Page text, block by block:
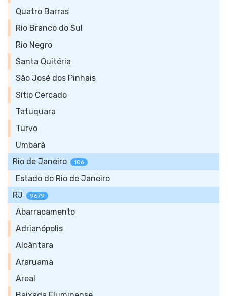
Quatro Barras
Rio Branco do Sul
Rio Negro
Santa Quitéria
São José dos Pinhais
Sítio Cercado
Tatuquara
Turvo
Umbará
Rio de Janeiro
106
Estado do Rio de Janeiro
RJ
9679
Abarracamento
Adrianópolis
Alcântara
Araruama
Areal